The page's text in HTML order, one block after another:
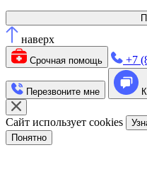
наверх
Срочная помощь +7
Перезвоните мне
Сайт использует cookies
Понятно